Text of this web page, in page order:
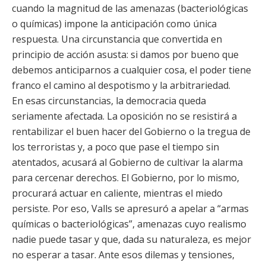
cuando la magnitud de las amenazas (bacteriológicas
o químicas) impone la anticipación como única
respuesta. Una circunstancia que convertida en
principio de acción asusta: si damos por bueno que
debemos anticiparnos a cualquier cosa, el poder tiene
franco el camino al despotismo y la arbitrariedad.
En esas circunstancias, la democracia queda
seriamente afectada. La oposición no se resistirá a
rentabilizar el buen hacer del Gobierno o la tregua de
los terroristas y, a poco que pase el tiempo sin
atentados, acusará al Gobierno de cultivar la alarma
para cercenar derechos. El Gobierno, por lo mismo,
procurará actuar en caliente, mientras el miedo
persiste. Por eso, Valls se apresuró a apelar a “armas
químicas o bacteriológicas”, amenazas cuyo realismo
nadie puede tasar y que, dada su naturaleza, es mejor
no esperar a tasar. Ante esos dilemas y tensiones,